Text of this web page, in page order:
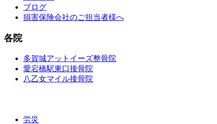
ブログ
損害保険会社のご担当者様へ
各院
多賀城アットイーズ整骨院
愛宕橋駅東口接骨院
八乙女マイル接骨院
労災